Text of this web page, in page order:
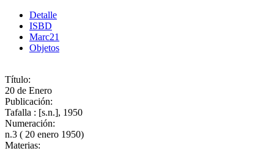
Detalle
ISBD
Marc21
Objetos
Título:
20 de Enero
Publicación:
Tafalla : [s.n.], 1950
Numeración:
n.3 ( 20 enero 1950)
Materias: